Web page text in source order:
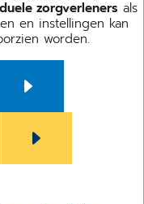
zorgverleners als
en instellingen kan
worden.